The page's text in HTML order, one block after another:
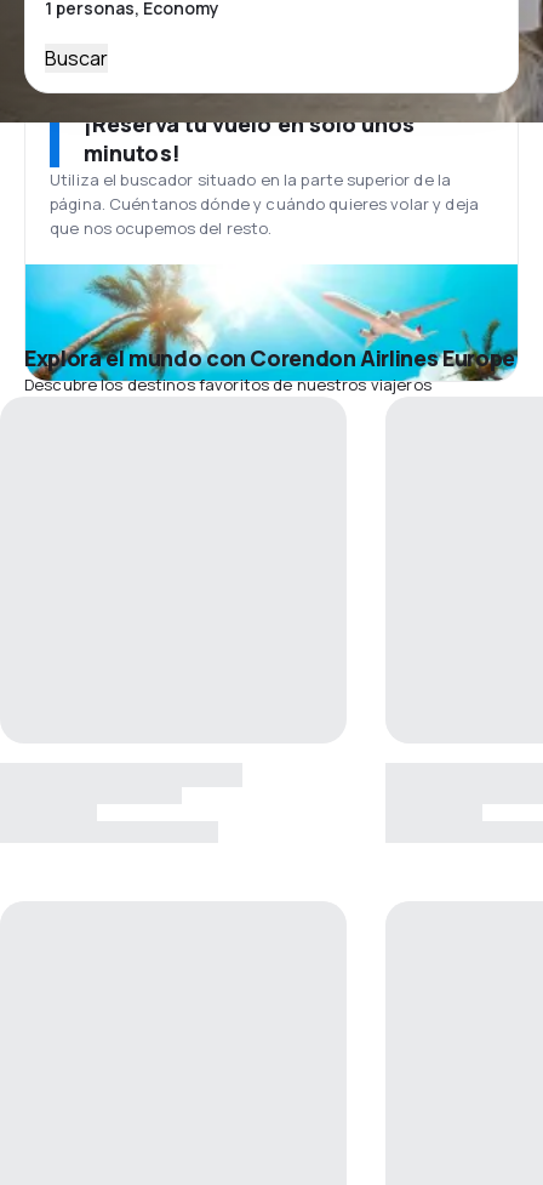
Buscar
¡Reserva tu vuelo en solo unos
minutos!
Utiliza el buscador situado en la parte superior de la
página. Cuéntanos dónde y cuándo quieres volar y deja
que nos ocupemos del resto.
Explora el mundo con Corendon Airlines Europe
Descubre los destinos favoritos de nuestros viajeros